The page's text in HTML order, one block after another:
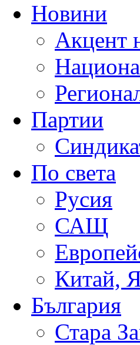
Новини
Акцент
Партии
По света
Русия
САЩ
Китай,
България
Стара